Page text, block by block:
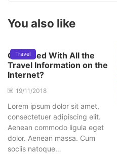
You also like
Travel
Confused With All the
Travel Information on the
Internet?
19/11/2018
Lorem ipsum dolor sit amet,
consectetuer adipiscing elit.
Aenean commodo ligula eget
dolor. Aenean massa. Cum
sociis natoque…